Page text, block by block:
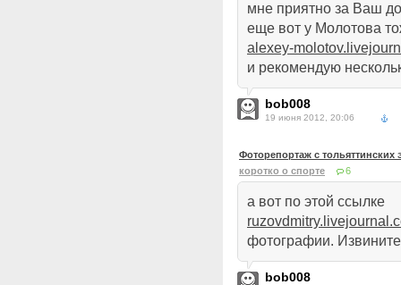
мне приятно за Ваш
еще вот у Молотова
alexey-
и рекомендую
bob008
19 июня 2012, 20:06
Фоторепортаж с
коротко о спорте
6
а вот по этой ссылке
фотографии.
bob008